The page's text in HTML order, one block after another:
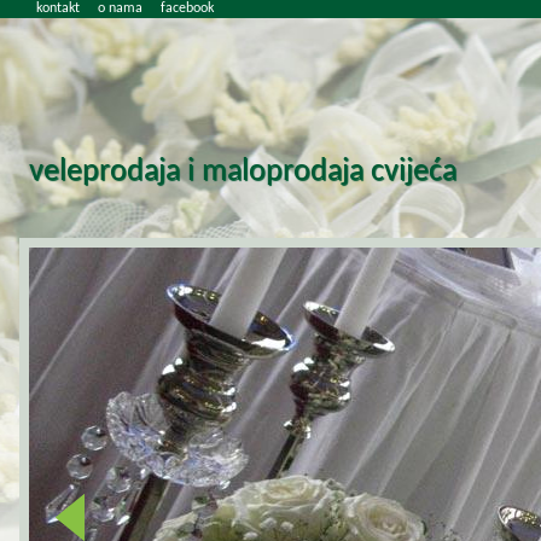
kontakt o nama facebook
veleprodaja i maloprodaja cvijeća